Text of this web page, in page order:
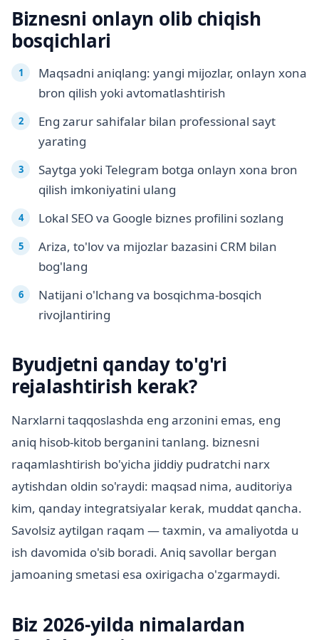
Biznesni onlayn olib chiqish
bosqichlari
Maqsadni aniqlang: yangi mijozlar, onlayn xona
bron qilish yoki avtomatlashtirish
Eng zarur sahifalar bilan professional sayt
yarating
Saytga yoki Telegram botga onlayn xona bron
qilish imkoniyatini ulang
Lokal SEO va Google biznes profilini sozlang
Ariza, to'lov va mijozlar bazasini CRM bilan
bog'lang
Natijani o'lchang va bosqichma-bosqich
rivojlantiring
Byudjetni qanday to'g'ri
rejalashtirish kerak?
Narxlarni taqqoslashda eng arzonini emas, eng
aniq hisob-kitob berganini tanlang. biznesni
raqamlashtirish bo'yicha jiddiy pudratchi narx
aytishdan oldin so'raydi: maqsad nima, auditoriya
kim, qanday integratsiyalar kerak, muddat qancha.
Savolsiz aytilgan raqam — taxmin, va amaliyotda u
ish davomida o'sib boradi. Aniq savollar bergan
jamoaning smetasi esa oxirigacha o'zgarmaydi.
Biz 2026-yilda nimalardan